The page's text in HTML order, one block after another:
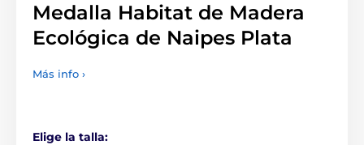
Medalla Habitat de Madera
Ecológica de Naipes Plata
Más info ›
Elige la talla: